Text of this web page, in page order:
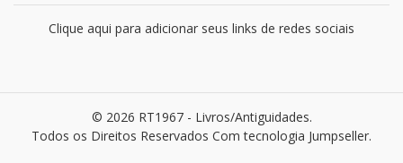
Clique aqui para adicionar seus links de redes sociais
© 2026 RT1967 - Livros/Antiguidades.
Todos os Direitos Reservados Com tecnologia Jumpseller.